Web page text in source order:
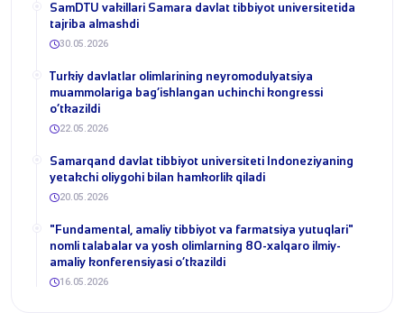
SamDTU vakillari Samara davlat tibbiyot universitetida
tajriba almashdi
30.05.2026
​Turkiy davlatlar olimlarining neyromodulyatsiya
muammolariga bag‘ishlangan uchinchi kongressi
o‘tkazildi
22.05.2026
Samarqand davlat tibbiyot universiteti Indoneziyaning
yetakchi oliygohi bilan hamkorlik qiladi
20.05.2026
​"Fundamental, amaliy tibbiyot va farmatsiya yutuqlari"
nomli talabalar va yosh olimlarning 80-xalqaro ilmiy-
amaliy konferensiyasi o‘tkazildi
16.05.2026